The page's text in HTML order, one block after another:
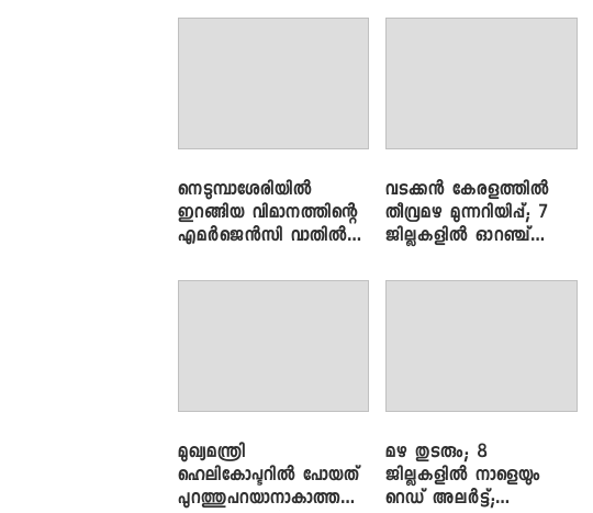
നെടുമ്പാശേരിയിൽ
ഇറങ്ങിയ വിമാനത്തിന്റെ
എമർജെൻസി വാതിൽ
വടക്കൻ കേരളത്തിൽ
തീവ്രമഴ മുന്നറിയിപ്പ്; 7
ജില്ലകളിൽ ഓറഞ്ച്
മുഖ്യമന്ത്രി
ഹെലികോപ്ടറിൽ പോയത്
പുറത്തുപറയാനാകാത്ത
മഴ തുടരും; 8
ജില്ലകളിൽ നാളെയും
റെഡ് അലർട്ട്;